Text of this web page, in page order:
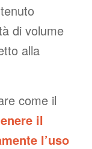
di volume
alla
come il
il
l’uso